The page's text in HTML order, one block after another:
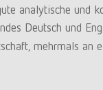
analytische und
Deutsch und
mehrmals an